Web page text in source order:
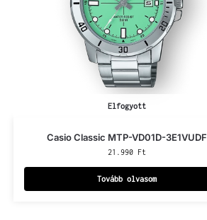
Elfogyott
Casio Classic MTP-VD01D-3E1VUDF
21.990 Ft
Tovább olvasom